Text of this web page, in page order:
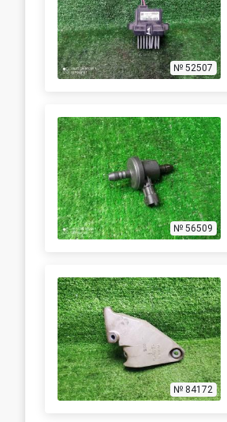
№ 52507
№ 56509
№ 84172